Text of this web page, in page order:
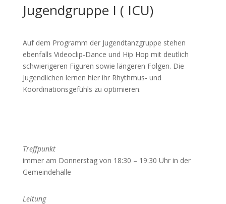
Jugendgruppe I ( ICU)
Auf dem Programm der Jugendtanzgruppe stehen
ebenfalls Videoclip-Dance und Hip Hop mit deutlich
schwierigeren Figuren sowie längeren Folgen. Die
Jugendlichen lernen hier ihr Rhythmus- und
Koordinationsgefühls zu optimieren.
Treffpunkt
immer am Donnerstag von 18:30 – 19:30 Uhr in der
Gemeindehalle
Leitung